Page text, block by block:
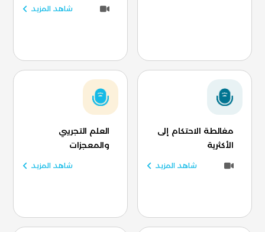
شاهد المزيد
مغالطة الاحتكام إلى
الأكثرية
شاهد المزيد
العلم التجريبي
والمعجزات
شاهد المزيد